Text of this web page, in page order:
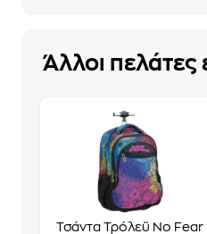
Άλλοι πελάτες
Τσάντα Τρόλεϋ No Fear